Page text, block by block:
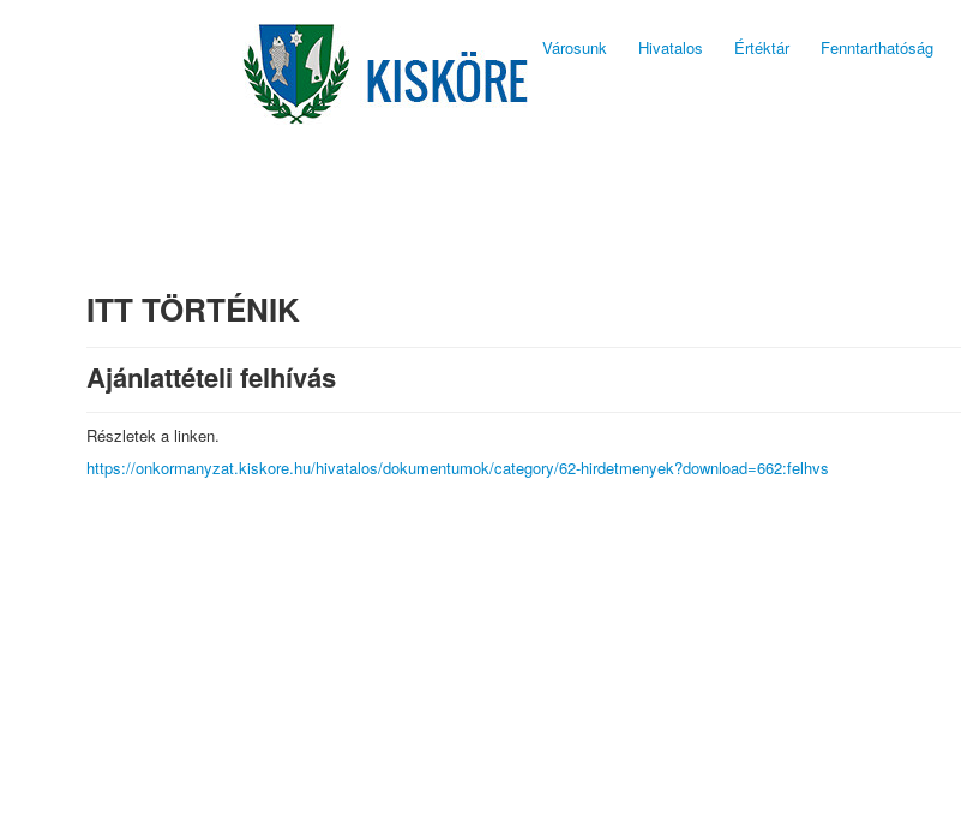
Városunk Hivatalos Értéktár Fenntarthatóság
ITT TÖRTÉNIK
Ajánlattételi felhívás
Részletek a linken.
https://onkormanyzat.kiskore.hu/hivatalos/dokumentumok/category/62-hirdetmenyek?download=662:felhvs